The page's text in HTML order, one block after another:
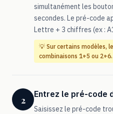
simultanément les
secondes. Le pré-code
Lettre + 3 chiffres (ex :
💡 Sur certains modèles,
combinaisons 1+5 ou 2+6.
2 Entrez le pré-code
Saisissez le pré-code